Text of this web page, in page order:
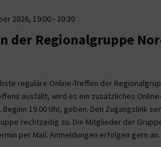
2026, 19:00- 20:30
der Regionalgruppe
reguläre Online-Treffen der
ausfällt, wird es ein zusätzliches
Beginn 19.00 Uhr, geben. Den Zugangslink
rechtzeitig zu. Die Mitglieder der
per Mail. Anmeldungen erfolgen gern